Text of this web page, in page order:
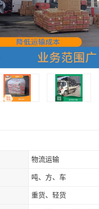
物流运输
吨、方、车
重货、轻货